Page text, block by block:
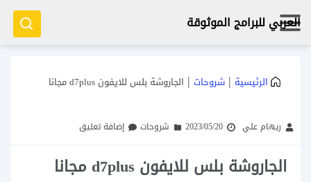
العربي للبرامج الموثوقة
الرئيسية | شروحات | الجاروشة بلس للايفون d7plus مجانا
ريهام علي 2023/05/20 شروحات إضافة تعليق
الجاروشة بلس للايفون d7plus مجانا